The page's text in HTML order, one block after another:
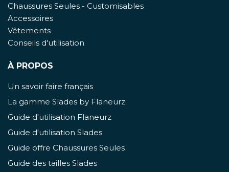
Chaussures Seules - Customisables
Accessoires
Vêtements
Conseils d'utilisation
À PROPOS
Un savoir faire français
La gamme Slades by Flaneurz
Guide d'utilisation Flaneurz
Guide d'utilisation Slades
Guide offre Chaussures Seules
Guide des tailles Slades